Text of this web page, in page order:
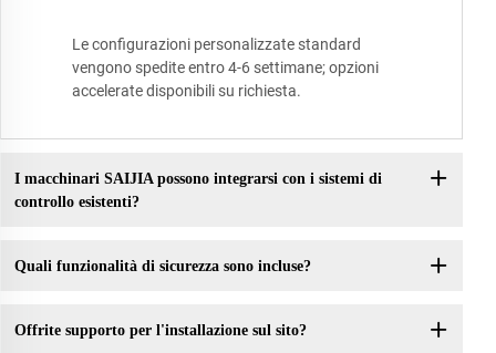
Le configurazioni personalizzate standard
vengono spedite entro 4-6 settimane; opzioni
accelerate disponibili su richiesta.
I macchinari SAIJIA possono integrarsi con i sistemi di
controllo esistenti?
Quali funzionalità di sicurezza sono incluse?
Offrite supporto per l'installazione sul sito?